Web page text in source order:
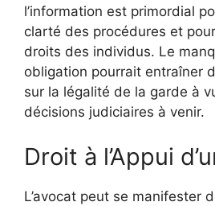
l’information est primordial
clarté des procédures et
droits des individus. Le
obligation pourrait entraîner
sur la légalité de la garde à
décisions judiciaires à venir.
Droit à l’Appui
L’avocat peut se manifester